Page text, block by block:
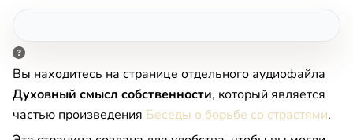
Вы находитесь на странице отдельного аудиофайла
Духовный смысл собственности, который является
частью произведения Беседы о борьбе со страстями.